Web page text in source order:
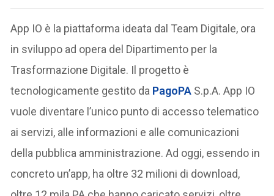
App IO è la piattaforma ideata dal Team Digitale, ora
in sviluppo ad opera del Dipartimento per la
Trasformazione Digitale. Il progetto è
tecnologicamente gestito da PagoPA S.p.A. App IO
vuole diventare l’unico punto di accesso telematico
ai servizi, alle informazioni e alle comunicazioni
della pubblica amministrazione. Ad oggi, essendo in
concreto un’app, ha oltre 32 milioni di download,